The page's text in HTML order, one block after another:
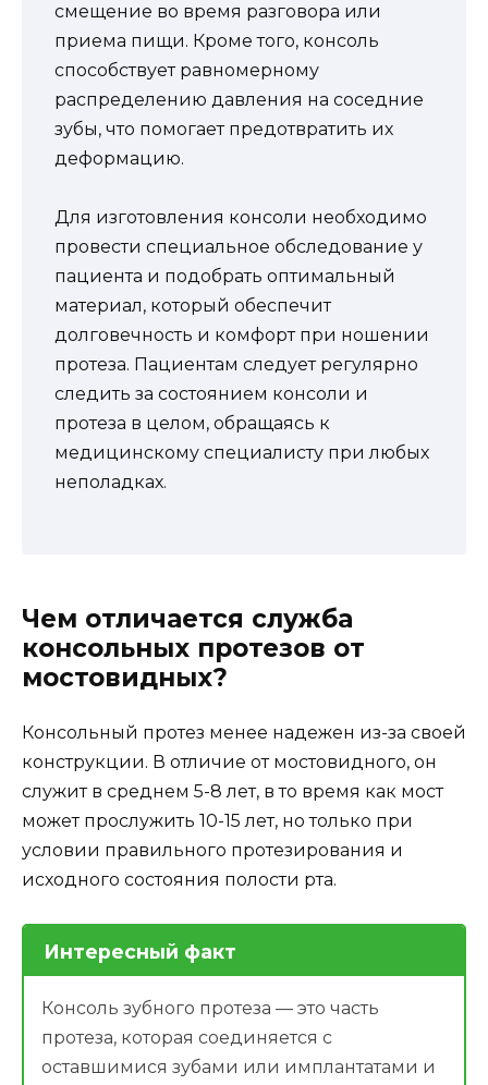
смещение во время разговора или
приема пищи. Кроме того, консоль
способствует равномерному
распределению давления на соседние
зубы, что помогает предотвратить их
деформацию.
Для изготовления консоли необходимо
провести специальное обследование у
пациента и подобрать оптимальный
материал, который обеспечит
долговечность и комфорт при ношении
протеза. Пациентам следует регулярно
следить за состоянием консоли и
протеза в целом, обращаясь к
медицинскому специалисту при любых
неполадках.
Чем отличается служба
консольных протезов от
мостовидных?
Консольный протез менее надежен из-за своей
конструкции. В отличие от мостовидного, он
служит в среднем 5-8 лет, в то время как мост
может прослужить 10-15 лет, но только при
условии правильного протезирования и
исходного состояния полости рта.
Интересный факт
Консоль зубного протеза — это часть
протеза, которая соединяется с
оставшимися зубами или имплантатами и